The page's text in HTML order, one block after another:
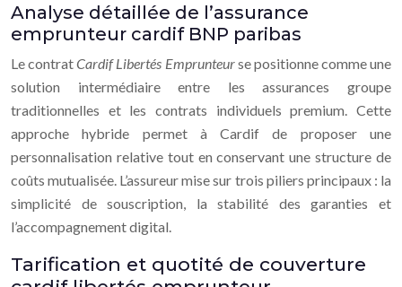
Analyse détaillée de l’assurance
emprunteur cardif BNP paribas
Le contratCardif Libertés Emprunteurse positionne comme une
solution intermédiaire entre les assurances groupe
traditionnelles et les contrats individuels premium. Cette
approche hybride permet à Cardif de proposer une
personnalisation relative tout en conservant une structure de
coûts mutualisée. L’assureur mise sur trois piliers principaux : la
simplicité de souscription, la stabilité des garanties et
l’accompagnement digital.
Tarification et quotité de couverture